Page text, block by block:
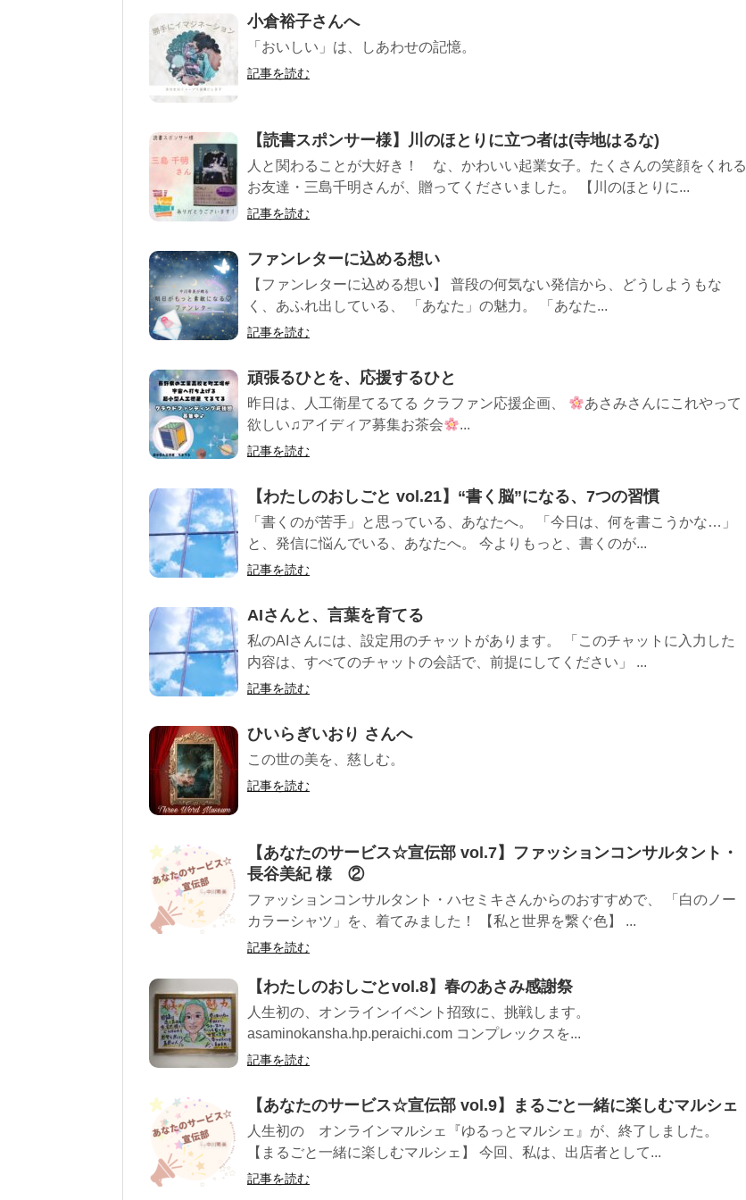
小倉裕子さんへ
「おいしい」は、しあわせの記憶。
記事を読む
【読書スポンサー様】川のほとりに立つ者は(寺地はるな)
人と関わることが大好き！ な、かわいい起業女子。たくさんの笑顔をくれる
お友達・三島千明さんが、贈ってくださいました。 【川のほとりに...
記事を読む
ファンレターに込める想い
【ファンレターに込める想い】 普段の何気ない発信から、どうしようもな
く、あふれ出している、 「あなた」の魅力。 「あなた...
記事を読む
頑張るひとを、応援するひと
昨日は、人工衛星てるてる クラファン応援企画、
あさみさんにこれやって
欲しい♫アイディア募集お茶会
...
記事を読む
【わたしのおしごと vol.21】“書く脳”になる、7つの習慣
「書くのが苦手」と思っている、あなたへ。 「今日は、何を書こうかな…」
と、発信に悩んでいる、あなたへ。 今よりもっと、書くのが...
記事を読む
AIさんと、言葉を育てる
私のAIさんには、設定用のチャットがあります。 「このチャットに入力した
内容は、すべてのチャットの会話で、前提にしてください」 ...
記事を読む
ひいらぎいおり さんへ
この世の美を、慈しむ。
記事を読む
【あなたのサービス☆宣伝部 vol.7】ファッションコンサルタント・
長谷美紀 様 ②
ファッションコンサルタント・ハセミキさんからのおすすめで、 「白のノー
カラーシャツ」を、着てみました！ 【私と世界を繋ぐ色】 ...
記事を読む
【わたしのおしごとvol.8】春のあさみ感謝祭
人生初の、オンラインイベント招致に、挑戦します。
asaminokansha.hp.peraichi.com コンプレックスを...
記事を読む
【あなたのサービス☆宣伝部 vol.9】まるごと一緒に楽しむマルシェ
人生初の゙オンラインマルシェ『ゆるっとマルシェ』が、終了しました。
【まるごと一緒に楽しむマルシェ】 今回、私は、出店者として...
記事を読む